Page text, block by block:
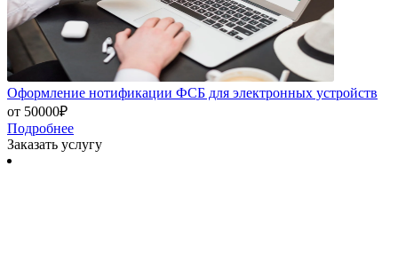
Оформление нотификации ФСБ для электронных устройств
от 50000₽
Подробнее
Заказать услугу